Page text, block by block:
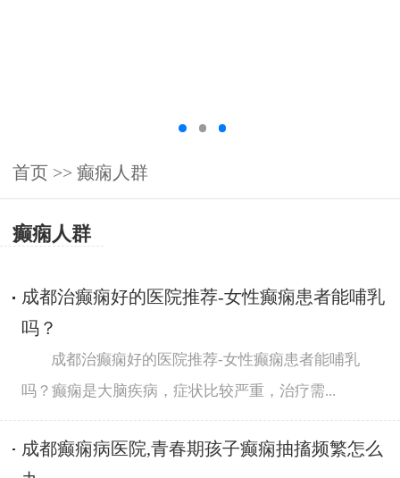
首页 >> 癫痫人群
癫痫人群
成都治癫痫好的医院推荐-女性癫痫患者能哺乳
吗？
成都治癫痫好的医院推荐-女性癫痫患者能哺乳
吗？癫痫是大脑疾病，症状比较严重，治疗需...
成都癫痫病医院,青春期孩子癫痫抽搐频繁怎么